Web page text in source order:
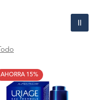
AHORRA 15%